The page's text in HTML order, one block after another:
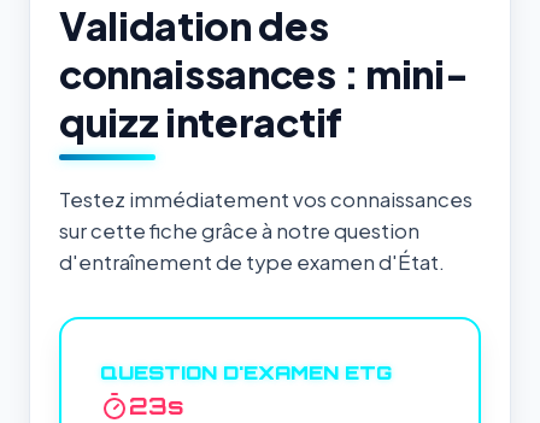
Validation des
connaissances : mini-
quizz interactif
Testez immédiatement vos connaissances
sur cette fiche grâce à notre question
d'entraînement de type examen d'État.
QUESTION D'EXAMEN ETG
22s